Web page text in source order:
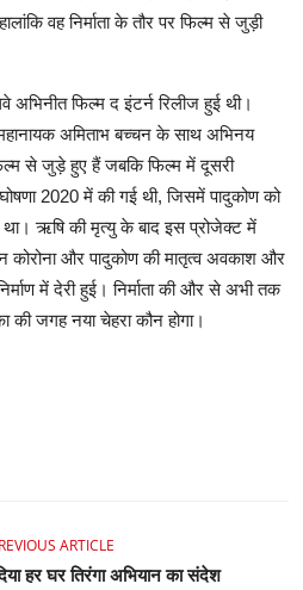
वह निर्माता के तौर पर फिल्म से जुड़ी
अभिनीत फिल्म द इंटर्न रिलीज हुई थी।
अमिताभ बच्चन के साथ अभिनय
से जुड़े हुए हैं जबकि फिल्म में दूसरी
2020 में की गई थी, जिसमें पादुकोण को
ऋषि की मृत्यु के बाद इस प्रोजेक्ट में
कोरोना और पादुकोण की मातृत्व अवकाश और
में देरी हुई। निर्माता की और से अभी तक
की जगह नया चेहरा कौन होगा।
ARTICLE
हर घर तिरंगा अभियान का संदेश